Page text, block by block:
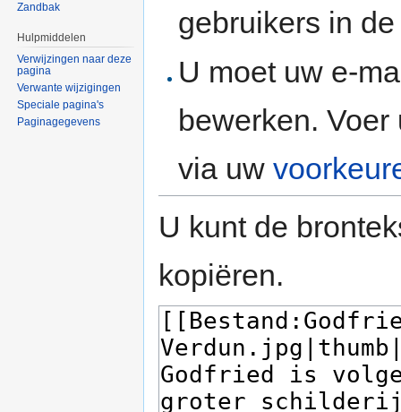
gebruikers in
U moet uw e-
bewerken.
via uw
U kunt de
kopiëren.
Zandbak
Hulpmiddelen
Verwijzingen naar deze
pagina
Verwante wijzigingen
Speciale pagina's
Paginagegevens